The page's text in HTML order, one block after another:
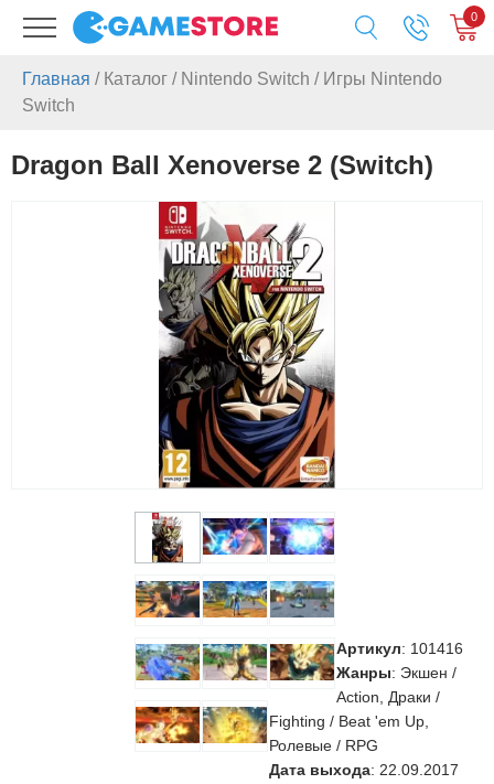
0
Главная / Каталог / Nintendo Switch / Игры Nintendo
Switch
Dragon Ball Xenoverse 2 (Switch)
Артикул: 101416
Жанры: Экшен /
Action, Драки /
Fighting / Beat 'em Up,
Ролевые / RPG
Дата выхода: 22.09.2017